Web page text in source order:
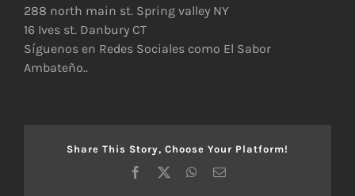
288 north main st. Spring valley NY
16 Ives st. Danbury CT
Síguenos en Redes Sociales como El Sabor
Ambateño..
Share This Story, Choose Your Platform!
Facebook WhatsApp
Correo